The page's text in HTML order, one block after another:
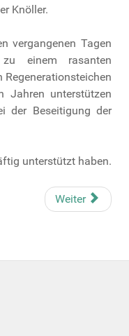
Knöller.
vergangenen Tagen
einem rasanten
Jahren unterstützen
der Beseitigung der
unterstützt haben.
Weiter